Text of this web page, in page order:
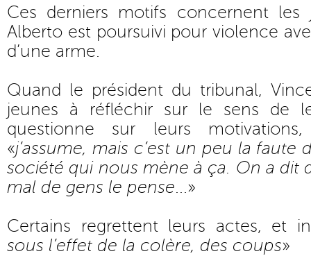
Ces derniers motifs concernent les
Alberto est poursuivi pour violence
d’une arme.
Quand le président du tribunal,
jeunes à réfléchir sur le sens de
questionne sur leurs
«j’assume, mais c’est un peu la faute
société qui nous mène à ça. On a dit
mal de gens le pense...»
Certains regrettent leurs actes, et
sous l’effet de la colère, des coups»